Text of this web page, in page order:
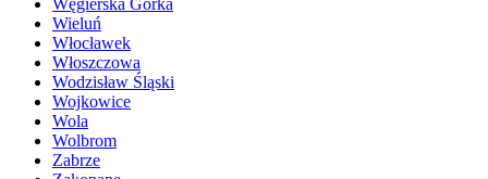
Wieluń
Włocławek
Włoszczowa
Wodzisław Śląski
Wojkowice
Wola
Wolbrom
Zabrze